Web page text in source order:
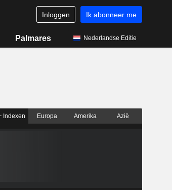
Inloggen Ik abonneer me
Palmares Nederlandse Editie
Indexen Europa Amerika Azië